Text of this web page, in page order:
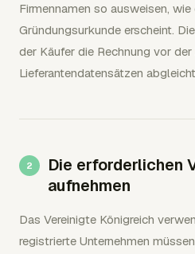
Firmennamen so ausweisen,
Gründungsurkunde erscheint.
der Käufer die Rechnung vor
Lieferantendatensätzen
Die erforderlichen
aufnehmen
Das Vereinigte Königreich
registrierte Unternehmen